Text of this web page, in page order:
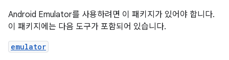
Android Emulator를 사용하려면 이 패키지가 있어야 합니다.
이 패키지에는 다음 도구가 포함되어 있습니다.
emulator